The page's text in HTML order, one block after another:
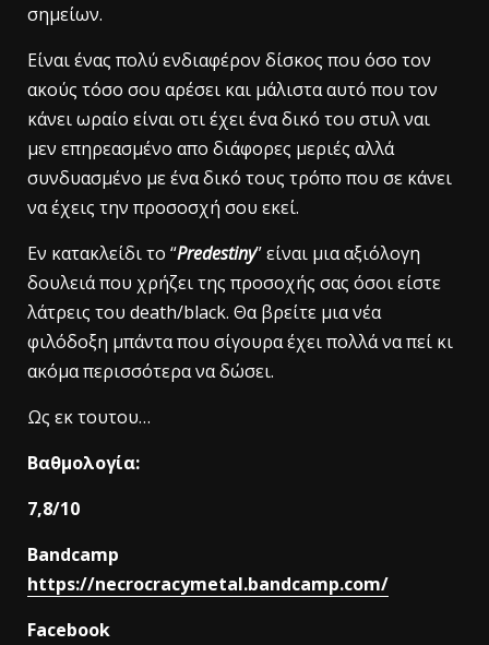
σημείων.
Είναι ένας πολύ ενδιαφέρον δίσκος που όσο τον
ακούς τόσο σου αρέσει και μάλιστα αυτό που τον
κάνει ωραίο είναι οτι έχει ένα δικό του στυλ ναι
μεν επηρεασμένο απο διάφορες μεριές αλλά
συνδυασμένο με ένα δικό τους τρόπο που σε κάνει
να έχεις την προσοσχή σου εκεί.
Εν κατακλείδι το “Predestiny” είναι μια αξιόλογη
δουλειά που χρήζει της προσοχής σας όσοι είστε
λάτρεις του death/black. Θα βρείτε μια νέα
φιλόδοξη μπάντα που σίγουρα έχει πολλά να πεί κι
ακόμα περισσότερα να δώσει.
Ως εκ τουτου…
Βαθμολογία:
7,8/10
Bandcamp
https://necrocracymetal.bandcamp.com/
Facebook